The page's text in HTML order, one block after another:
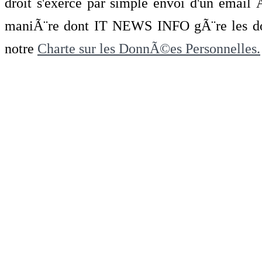
maniÃ¨re dont IT NEWS INFO gÃ¨re les
notre Charte sur les DonnÃ©es Personnelles.